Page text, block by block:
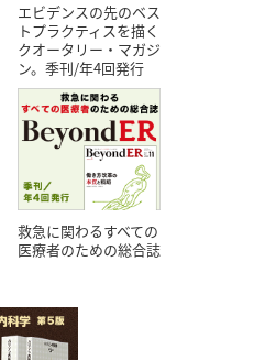
エビデンスの先のベス
トプラクティスを描く
クオータリー・マガジ
ン。季刊/年4回発行
救急に関わるすべての
医療者のための総合誌